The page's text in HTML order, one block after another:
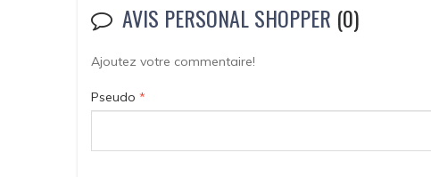
AVIS PERSONAL SHOPPER (0)
Ajoutez votre commentaire!
Pseudo *